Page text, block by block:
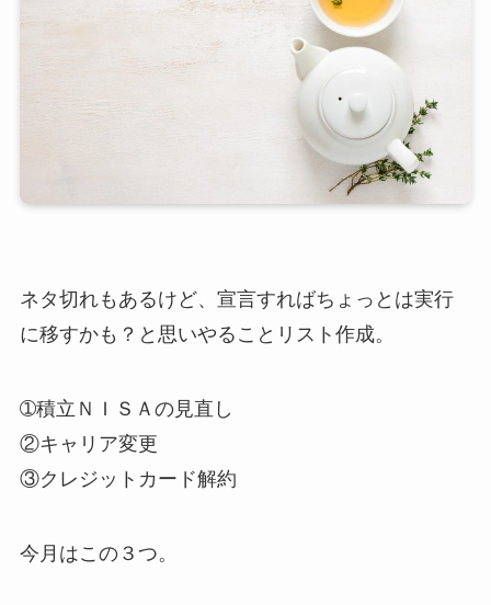
ネタ切れもあるけど、宣言すればちょっとは実行
に移すかも？と思いやることリスト作成。
➀積立ＮＩＳＡの見直し
②キャリア変更
③クレジットカード解約
今月はこの３つ。